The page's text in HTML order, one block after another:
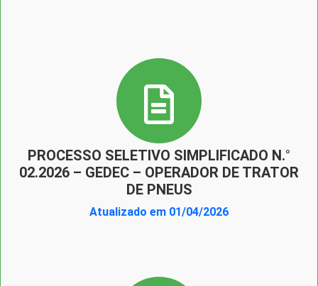
PROCESSO SELETIVO SIMPLIFICADO N.°
02.2026 – GEDEC – OPERADOR DE TRATOR
DE PNEUS
Atualizado em 01/04/2026